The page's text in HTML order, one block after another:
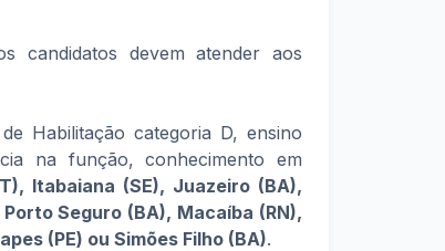
candidatos devem atender aos
Habilitação categoria D, ensino
na função, conhecimento em
Itabaiana (SE), Juazeiro (BA),
Seguro (BA), Macaíba (RN),
(PE) ou Simões Filho (BA).